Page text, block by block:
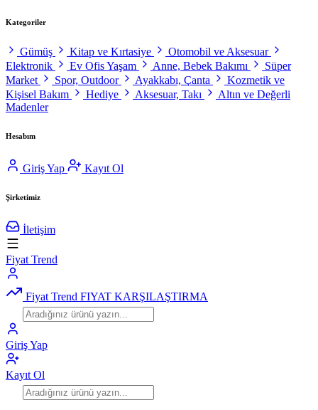
Kategoriler
Gümüş Kitap ve Kırtasiye
Otomobil ve Aksesuar
Elektronik
Ev Ofis Yaşam Anne, Bebek Bakımı
Süper
Market
Spor, Outdoor Ayakkabı, Çanta
Kozmetik ve
Kişisel Bakım
Hediye Aksesuar, Takı
Altın ve Değerli
Madenler
Hesabım
Giriş Yap Kayıt Ol
Şirketimiz
İletişim
Fiyat Trend
Fiyat Trend FIYAT KARŞILAŞTIRMA
Giriş Yap
Kayıt Ol